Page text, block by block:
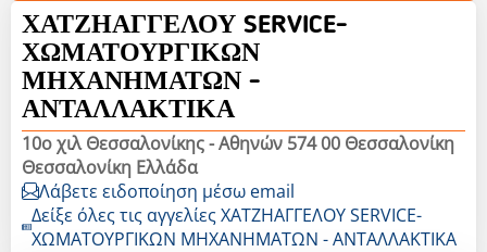
ΧΑΤΖΗΑΓΓΕΛΟΥ SERVICE-
ΧΩΜΑΤΟΥΡΓΙΚΩΝ
ΜΗΧΑΝΗΜΑΤΩΝ -
ΑΝΤΑΛΛΑΚΤΙΚΑ
10ο χιλ Θεσσαλονίκης - Αθηνών 574 00 Θεσσαλονίκη
Θεσσαλονίκη Ελλάδα
Λάβετε ειδοποίηση μέσω email
Δείξε όλες τις αγγελίες ΧΑΤΖΗΑΓΓΕΛΟΥ SERVICE-
ΧΩΜΑΤΟΥΡΓΙΚΩΝ ΜΗΧΑΝΗΜΑΤΩΝ - ΑΝΤΑΛΛΑΚΤΙΚΑ